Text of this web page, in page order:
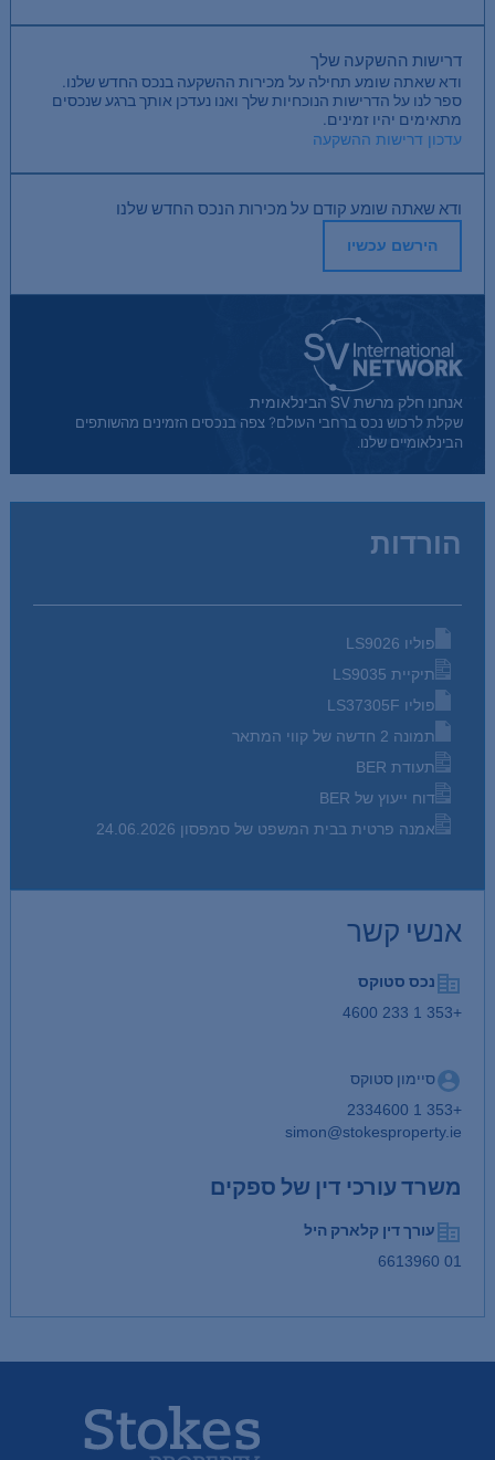
דרישות ההשקעה שלך
ודא שאתה שומע תחילה על מכירות ההשקעה בנכס החדש שלנו.
ספר לנו על הדרישות הנוכחיות שלך ואנו נעדכן אותך ברגע שנכסים
מתאימים יהיו זמינים.
עדכון דרישות ההשקעה
ודא שאתה שומע קודם על מכירות הנכס החדש שלנו
הירשם עכשיו
אנחנו חלק מרשת SV הבינלאומית
שקלת לרכוש נכס ברחבי העולם? צפה בנכסים הזמינים מהשותפים
הבינלאומיים שלנו.
הורדות
פוליו LS9026
תיקיית LS9035
פוליו LS37305F
תמונה 2 חדשה של קווי המתאר
תעודת BER
דוח ייעוץ של BER
אמנה פרטית בבית המשפט של סמפסון 24.06.2026
אנשי קשר
נכס סטוקס
+353 1 233 4600
סיימון סטוקס
+353 1 2334600
simon@stokesproperty.ie
משרד עורכי דין של ספקים
עורך דין קלארק היל
01 6613960